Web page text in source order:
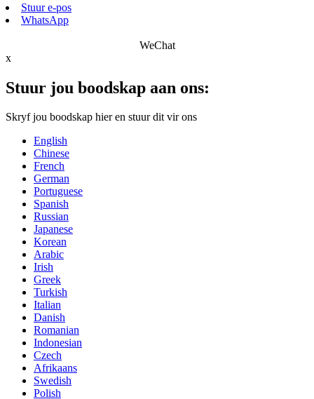
Stuur e-pos
WhatsApp
WeChat
x
Stuur jou boodskap aan ons:
Skryf jou boodskap hier en stuur dit vir ons
English
Chinese
French
German
Portuguese
Spanish
Russian
Japanese
Korean
Arabic
Irish
Greek
Turkish
Italian
Danish
Romanian
Indonesian
Czech
Afrikaans
Swedish
Polish